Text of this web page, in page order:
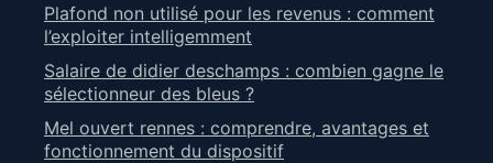
Plafond non utilisé pour les revenus : comment
l’exploiter intelligemment
Salaire de didier deschamps : combien gagne le
sélectionneur des bleus ?
Mel ouvert rennes : comprendre, avantages et
fonctionnement du dispositif